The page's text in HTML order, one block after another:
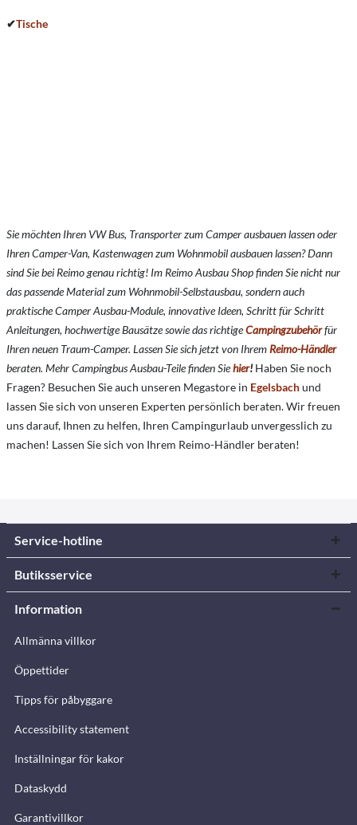
✔Tische
Sie möchten Ihren VW Bus, Transporter zum Camper ausbauen lassen oder
Ihren Camper-Van, Kastenwagen zum Wohnmobil ausbauen lassen? Dann
sind Sie bei Reimo genau richtig! Im Reimo Ausbau Shop finden Sie nicht nur
das passende Material zum Wohnmobil-Selbstausbau, sondern auch
praktische Camper Ausbau-Module, innovative Ideen, Schritt für Schritt
Anleitungen, hochwertige Bausätze sowie das richtigeCampingzubehörfür
Ihren neuen Traum-Camper. Lassen Sie sich jetzt von Ihrem Reimo-Händler
beraten. Mehr Campingbus Ausbau-Teile finden Siehier!Haben Sie noch
Fragen? Besuchen Sie auch unseren Megastore in Egelsbachund
lassen Sie sich von unseren Experten persönlich beraten. Wir freuen
uns darauf, Ihnen zu helfen, Ihren Campingurlaub unvergesslich zu
machen! Lassen Sie sich von Ihrem Reimo-Händler beraten!
Service-hotline
Butiksservice
Information
Allmänna villkor
Öppettider
Tipps för påbyggare
Accessibility statement
Inställningar för kakor
Dataskydd
Garantivillkor